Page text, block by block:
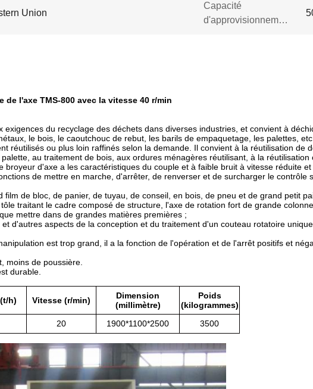
Union
Capacité
d'approvisionnement:
l'axe TMS-800 avec la vitesse 40 r/min
du recyclage des déchets dans diverses industries, et convient à
le bois, le caoutchouc de rebut, les barils de empaquetage, les palettes,
réutilisés ou plus loin raffinés selon la demande. Il convient à la réutilisation de
au traitement de bois, aux ordures ménagères réutilisant, à la
broyeur d'axe a les caractéristiques du couple et à faible bruit à vitesse réduite
de mettre en marche, d'arrêter, de renverser et de surcharger le contrôle
de bloc, de panier, de tuyau, de conseil, en bois, de pneu et de grand petit
traitant le cadre composé de structure, l'axe de rotation fort de grande
mettre dans de grandes matières premières ;
d'autres aspects de la conception et du traitement d'un couteau rotatoire
est trop grand, il a la fonction de l'opération et de l'arrêt positifs et
moins de poussière.
durable.
h) Vitesse (r/min)
Dimension
(millimètre)
Poids
(kilogrammes)
20 1900*1100*2500 3500